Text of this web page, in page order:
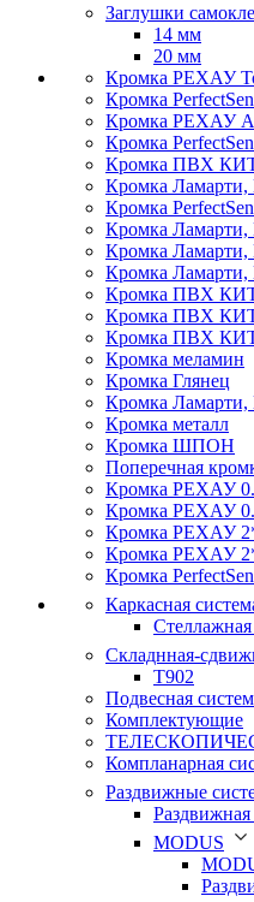
Заглушки
14 мм
20 мм
Кромка PЕХАУ
Кромка
Кромка PЕХАУ
Кромка
Кромка ПВХ
Кромка Ламарти,
Кромка
Кромка Ламарти,
Кромка Ламарти,
Кромка Ламарти,
Кромка ПВХ
Кромка ПВХ
Кромка ПВХ
Кромка меламин
Кромка Глянец
Кромка Ламарти,
Кромка металл
Кромка ШПОН
Поперечная
Кромка PЕХАУ
Кромка PЕХАУ
Кромка PЕХАУ
Кромка PЕХАУ
Кромка
Каркасная
Складнная-
T902
Подвесная
Комплектующие
Компланарная
Раздвижные
MODUS